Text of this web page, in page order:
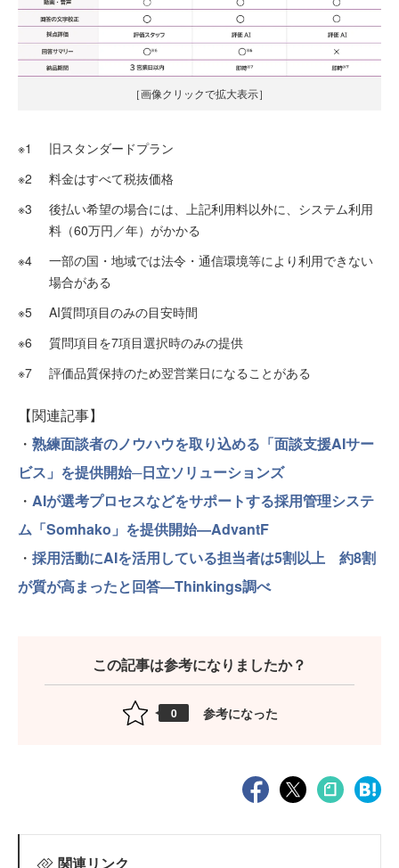
［画像クリックで拡大表示］
※1
旧スタンダードプラン
※2
料金はすべて税抜価格
※3
後払い希望の場合には、上記利用料以外に、システム利用
料（60万円／年）がかかる
※4
一部の国・地域では法令・通信環境等により利用できない
場合がある
※5
AI質問項目のみの目安時間
※6
質問項目を7項目選択時のみの提供
※7
評価品質保持のため翌営業日になることがある
【関連記事】
・ 熟練面談者のノウハウを取り込める「面談支援AIサー
ビス」を提供開始─日立ソリューションズ
・ AIが選考プロセスなどをサポートする採用管理システ
ム「Somhako」を提供開始—AdvantF
・ 採用活動にAIを活用している担当者は5割以上 約8割
が質が高まったと回答—Thinkings調べ
この記事は参考になりましたか？
0 参考になった
関連リンク